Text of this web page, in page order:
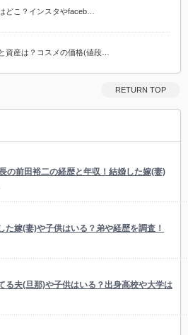
どこ？インスタやfaceb…
資産は？コスメの価格(値段…
RETURN TOP
の前田裕二の経歴と年収！結婚した嫁(妻)
た嫁(妻)や子供はいる？弟や経歴を調査！
る夫(旦那)や子供はいる？出身高校や大学は